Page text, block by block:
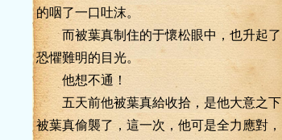
的咽了一口吐沫。
而被葉真制住的于懷松眼中，也升起了
恐懼難明的目光。
他想不通！
五天前他被葉真給收拾，是他大意之下
被葉真偷襲了，這一次，他可是全力應對，